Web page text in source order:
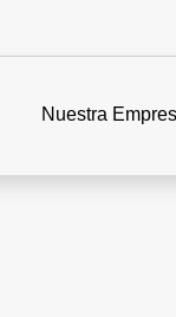
Nuestra